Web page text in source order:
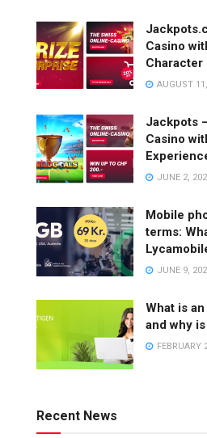
Casino
Character
AUGUST
Jackpots
Casino
JUNE 2,
Mobile
terms:
JUNE 9,
What is
and why
FEBRUARY
Recent News